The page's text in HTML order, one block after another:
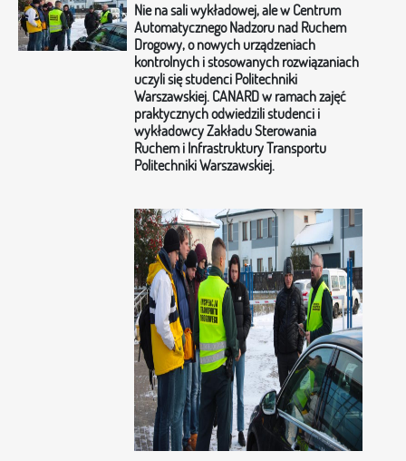
Nie na sali wykładowej, ale w Centrum
Automatycznego Nadzoru nad Ruchem
Drogowy, o nowych urządzeniach
kontrolnych i stosowanych rozwiązaniach
uczyli się studenci Politechniki
Warszawskiej. CANARD w ramach zajęć
praktycznych odwiedzili studenci i
wykładowcy Zakładu Sterowania
Ruchem i Infrastruktury Transportu
Politechniki Warszawskiej.